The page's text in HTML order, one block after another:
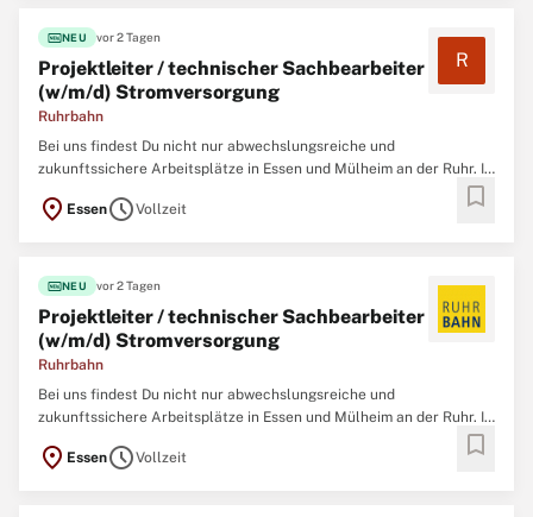
fiber_newNEU vor 2 Tagen
Projektleiter / technischer Sachbearbeiter
(w/m/d) Stromversorgung
Ruhrbahn
R
Bei uns findest Du nicht nur abwechslungsreiche und
zukunftssichere Arbeitsplätze in Essen und Mülheim an der Ruhr. In
einem familiären Arbeitsumfeld, das von Respekt, gegenseitiger
Unterstützung und Wertschätzung geprägt ist, arbeiten rund 2.500
location_on EssenscheduleVollzeit bookmark
fiber_newNEU vor 2 Tagen
Projektleiter / technischer Sachbearbeiter
(w/m/d) Stromversorgung
Ruhrbahn
Bei uns findest Du nicht nur abwechslungsreiche und
zukunftssichere Arbeitsplätze in Essen und Mülheim an der Ruhr. In
einem familiären Arbeitsumfeld, das von Respekt, gegenseitiger
Unterstützung und Wertschätzung geprägt ist, arbeiten rund 2.500
location_on EssenscheduleVollzeit bookmark